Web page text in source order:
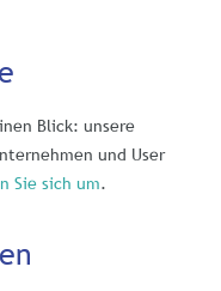
Blick: unsere
und User
Sie sich um.